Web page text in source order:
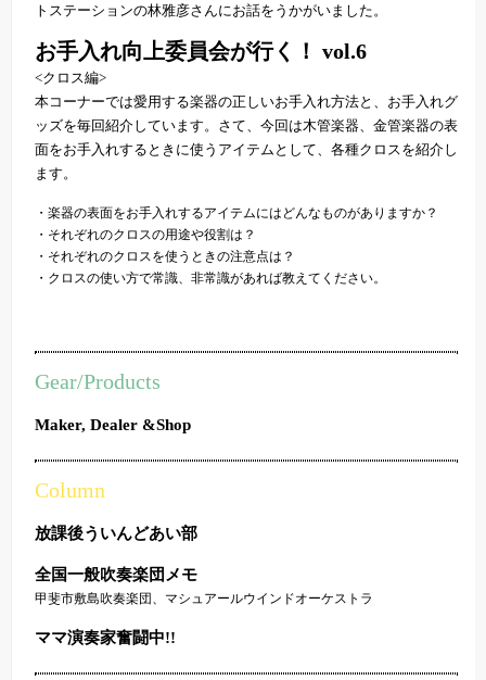
トステーションの林雅彦さんにお話をうかがいました。
お手入れ向上委員会が行く！ vol.6
<クロス編>
本コーナーでは愛用する楽器の正しいお手入れ方法と、お手入れグ
ッズを毎回紹介しています。さて、今回は木管楽器、金管楽器の表
面をお手入れするときに使うアイテムとして、各種クロスを紹介し
ます。
・楽器の表面をお手入れするアイテムにはどんなものがありますか？
・それぞれのクロスの用途や役割は？
・それぞれのクロスを使うときの注意点は？
・クロスの使い方で常識、非常識があれば教えてください。
Gear/Products
Maker, Dealer &Shop
Column
放課後ういんどあい部
全国一般吹奏楽団メモ
甲斐市敷島吹奏楽団、マシュアールウインドオーケストラ
ママ演奏家奮闘中!!